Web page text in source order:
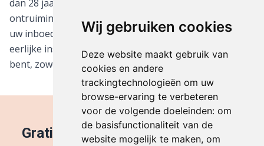
Wij gebruiken cookies
Deze website maakt gebruik van
cookies en andere
trackingtechnologieën om uw
browse-ervaring te verbeteren
voor de volgende doeleinden: om
de basisfunctionaliteit van de
website mogelijk te maken, om
dan 28 jaar antiekervaring met professionele
ontruimingsdiensten. Bij elk offertbezoek scannen wij
uw inboedel op waardevolle items en geven wij u een
eerlijke inschatting. Zo weet u precies waar u aan toe
bent, zowel qua waarde als qua ontruimingskosten.
Gratis inschatting van uw inboedel